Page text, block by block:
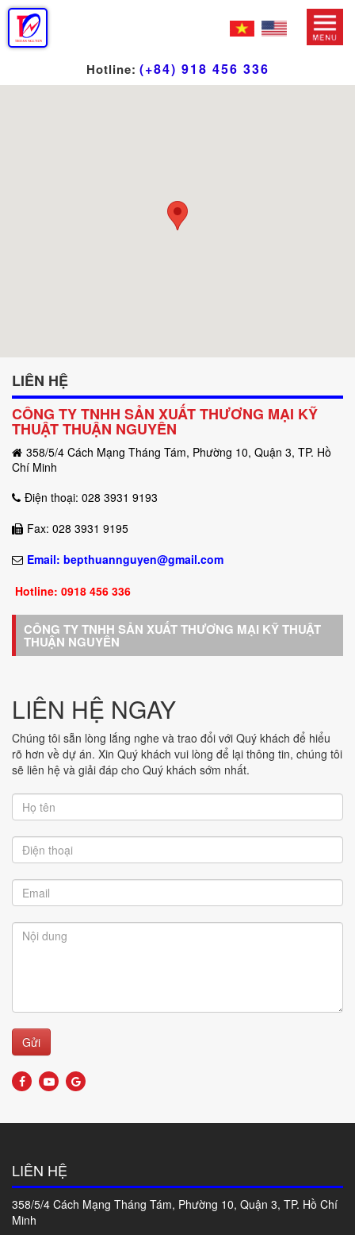
Hotline: (+84) 918 456 336
LIÊN HỆ
CÔNG TY TNHH SẢN XUẤT THƯƠNG MẠI KỸ
THUẬT THUẬN NGUYÊN
358/5/4 Cách Mạng Tháng Tám, Phường 10, Quận 3, TP. Hồ
Chí Minh
Điện thoại: 028 3931 9193
Fax: 028 3931 9195
Email: bepthuannguyen@gmail.com
Hotline: 0918 456 336
CÔNG TY TNHH SẢN XUẤT THƯƠNG MẠI KỸ THUẬT
THUẬN NGUYÊN
LIÊN HỆ NGAY
Chúng tôi sẵn lòng lắng nghe và trao đổi với Quý khách để hiểu
rõ hơn về dự án. Xin Quý khách vui lòng để lại thông tin, chúng tôi
sẽ liên hệ và giải đáp cho Quý khách sớm nhất.
Gửi
LIÊN HỆ
358/5/4 Cách Mạng Tháng Tám, Phường 10, Quận 3, TP. Hồ Chí
Minh